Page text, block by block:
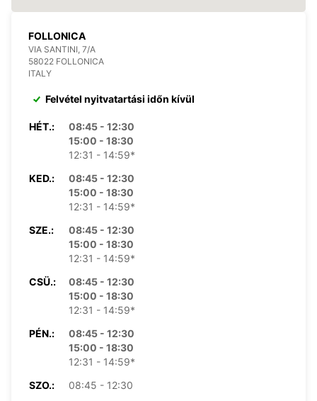
FOLLONICA
VIA SANTINI, 7/A
58022 FOLLONICA
ITALY
Felvétel nyitvatartási időn kívül
HÉT.:
08:45 - 12:30
15:00 - 18:30
12:31 - 14:59*
KED.:
08:45 - 12:30
15:00 - 18:30
12:31 - 14:59*
SZE.:
08:45 - 12:30
15:00 - 18:30
12:31 - 14:59*
CSÜ.:
08:45 - 12:30
15:00 - 18:30
12:31 - 14:59*
PÉN.:
08:45 - 12:30
15:00 - 18:30
12:31 - 14:59*
SZO.:
08:45 - 12:30